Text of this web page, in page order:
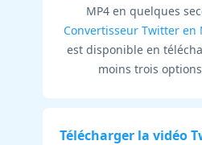
MP4 en quelques
Convertisseur Twitter en
est disponible en
moins trois
Télécharger la vidéo